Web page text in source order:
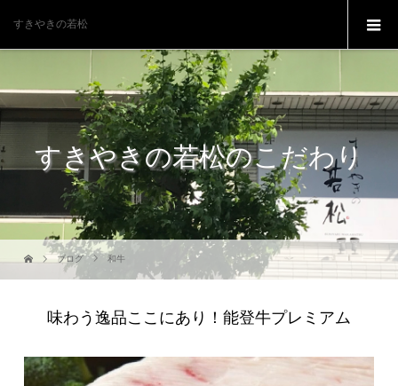
すきやきの若松
すきやきの若松のこだわり
ブログ 和牛
味わう逸品ここにあり！能登牛プレミアム